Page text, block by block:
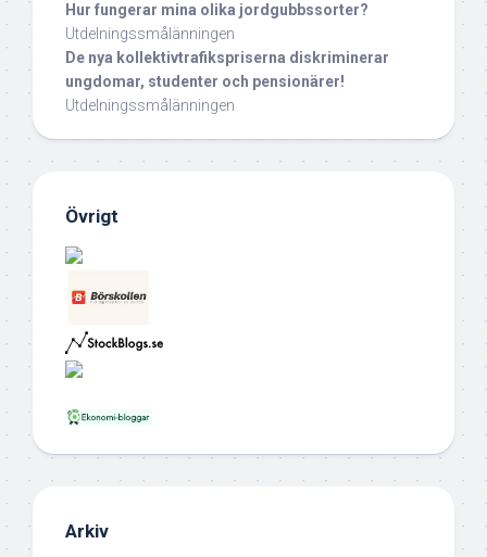
Hur fungerar mina olika jordgubbssorter?
Utdelningssmålänningen
De nya kollektivtrafikspriserna diskriminerar
ungdomar, studenter och pensionärer!
Utdelningssmålänningen
Övrigt
Arkiv